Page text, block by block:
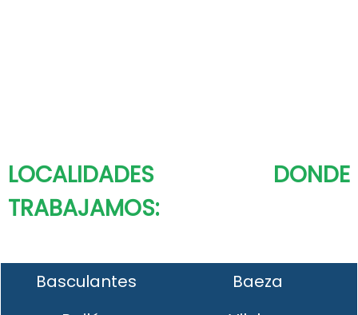
LOCALIDADES DONDE
TRABAJAMOS:
Basculantes
Baeza